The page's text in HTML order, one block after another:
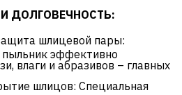
ДОЛГОВЕЧНОСТЬ:
шлицевой пары:
пыльник эффективно
влаги и абразивов – главных
шлицов: Специальная